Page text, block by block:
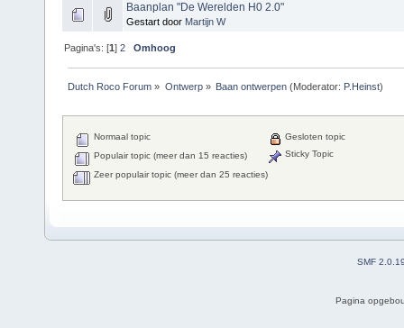
Baanplan "De Werelden H0 2.0"
Gestart door Martijn W
Pagina's: [1]2 Omhoog
Dutch Roco Forum » Ontwerp» Baan ontwerpen(Moderator: P.Heinst)
Normaal topic
Populair topic (meer dan 15 reacties)
Zeer populair topic (meer dan 25 reacties)
Gesloten topic
Sticky Topic
SMF
Pagina